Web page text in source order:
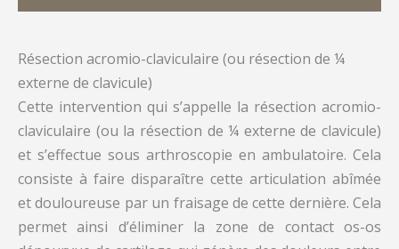
Résection acromio-claviculaire (ou résection de ¼
externe de clavicule)
Cette intervention qui s’appelle la résection acromio-
claviculaire (ou la résection de ¼ externe de clavicule)
et s’effectue sous arthroscopie en ambulatoire. Cela
consiste à faire disparaître cette articulation abîmée
et douloureuse par un fraisage de cette dernière. Cela
permet ainsi d’éliminer la zone de contact os-os